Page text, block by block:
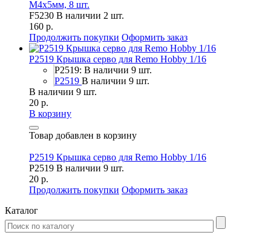
М4х5мм, 8 шт.
F5230 В наличии 2 шт.
160 р.
Продолжить покупки Оформить заказ
P2519 Крышка серво для Remo Hobby 1/16
P2519: В наличии 9 шт.
P2519 В наличии 9 шт.
В наличии 9 шт.
20 р.
В корзину
Товар добавлен в корзину
P2519 Крышка серво для Remo Hobby 1/16
P2519 В наличии 9 шт.
20 р.
Продолжить покупки Оформить заказ
Каталог